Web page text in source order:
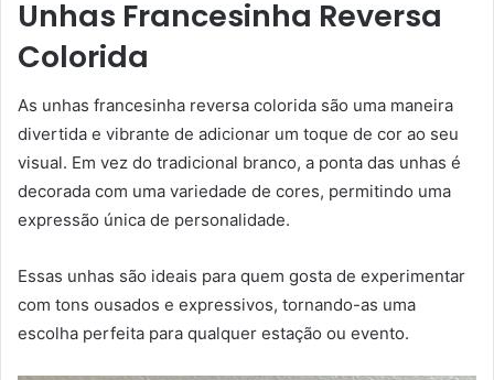
Unhas Francesinha Reversa
Colorida
As unhas francesinha reversa colorida são uma maneira
divertida e vibrante de adicionar um toque de cor ao seu
visual. Em vez do tradicional branco, a ponta das unhas é
decorada com uma variedade de cores, permitindo uma
expressão única de personalidade.
Essas unhas são ideais para quem gosta de experimentar
com tons ousados e expressivos, tornando-as uma
escolha perfeita para qualquer estação ou evento.